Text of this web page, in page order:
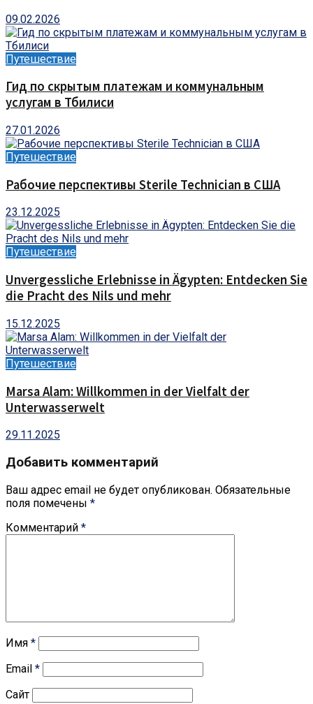
09.02.2026
Путешествие
Гид по скрытым платежам и коммунальным
услугам в Тбилиси
27.01.2026
Путешествие
Рабочие перспективы Sterile Technician в США
23.12.2025
Путешествие
Unvergessliche Erlebnisse in Ägypten: Entdecken Sie
die Pracht des Nils und mehr
15.12.2025
Путешествие
Marsa Alam: Willkommen in der Vielfalt der
Unterwasserwelt
29.11.2025
Добавить комментарий
Ваш адрес email не будет опубликован. Обязательные
поля помечены *
Комментарий *
Имя *
Email *
Сайт